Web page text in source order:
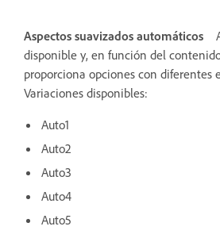
Aspectos suavizados automáticos
disponible y, en función del
proporciona opciones con diferentes
Variaciones disponibles:
Auto1
Auto2
Auto3
Auto4
Auto5